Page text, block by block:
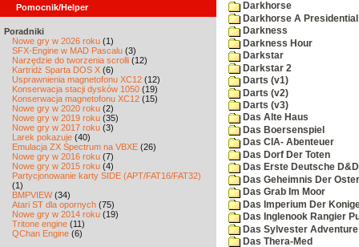
Pomocnik/Helper
Poradniki
Nowe gry w 2026 roku (1)
SFX-Engine w MAD Pascalu (3)
Narzędzie do tworzenia scrolli (12)
Kartridż Sparta DOS X (6)
Usprawnienia magnetofonu XC12 (12)
Konserwacja stacji dysków 1050 (19)
Konserwacja magnetofonu XC12 (15)
Nowe gry w 2020 roku (2)
Nowe gry w 2019 roku (35)
Nowe gry w 2017 roku (3)
Larek pokazuje (40)
Emulacja ZX Spectrum na VBXE (26)
Nowe gry w 2016 roku (7)
Nowe gry w 2015 roku (4)
Partycjonowanie karty SIDE (APT/FAT16/FAT32)
(1)
BMPVIEW(34)
Atari ST dla opornych (75)
Nowe gry w 2014 roku (19)
Tritone engine (11)
QChan Engine (6)
Darkhorse
Darkhorse A
Darkness
Darkness Hour
Darkstar
Darkstar 2
Darts (v1)
Darts (v2)
Darts (v3)
Das Alte Haus
Das Boersenspiel
Das CIA- Abenteuer
Das Dorf Der Toten
Das Erste Deutsche
Das Geheimnis Der
Das Grab Im Moor
Das Imperium Der
Das Inglenook Rangier
Das Sylvester Adventure
Das Thera-Med